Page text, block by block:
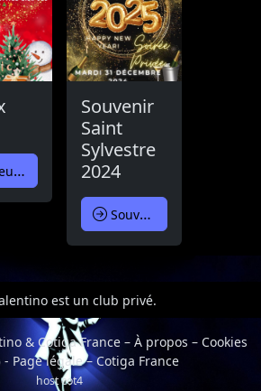
Souvenir
Saint
Sylvestre
2024
Souvenir Saint Sylvestre 2024
est un club privé.
& Cotiga France – À propos – Cookies
- Page légale–Cotiga France
host cot4